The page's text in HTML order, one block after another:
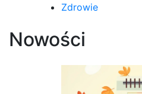
Zdrowie
Nowości